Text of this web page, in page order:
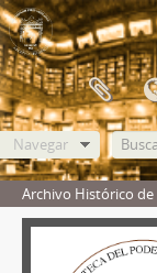
Navegar
Archivo Histórico